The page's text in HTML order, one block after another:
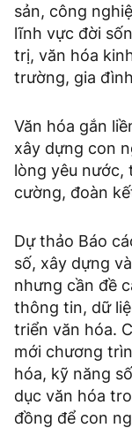
sản, công
lĩnh vực đời
trị, văn hóa
trường, gia
Văn hóa gắn
xây dựng con
lòng yêu
cường, đoàn
Dự thảo Báo
số, xây dựng
nhưng cần đề
thông tin, dữ
triển văn hóa.
mới chương
hóa, kỹ năng
dục văn hóa
đồng để con